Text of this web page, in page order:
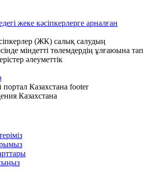
жеке кәсіпкерлерге арналған
(ЖК) салық салудың
міндетті төлемдердің ұлғаюына тап
әлеуметтік
Казахстана